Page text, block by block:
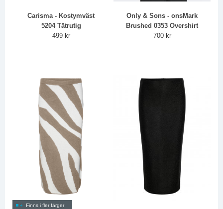
Carisma - Kostymväst
5204 Tätrutig
499 kr
Only & Sons - onsMark
Brushed 0353 Overshirt
700 kr
Finns i fler färger